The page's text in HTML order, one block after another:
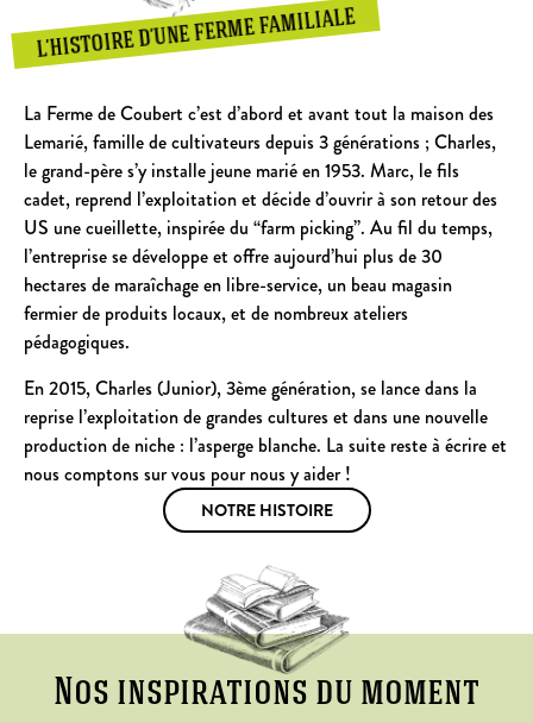
L’HISTOIRE D’UNE FERME FAMILIALE
La Ferme de Coubert c’est d’abord et avant tout la maison des
Lemarié, famille de cultivateurs depuis 3 générations ; Charles,
le grand-père s’y installe jeune marié en 1953. Marc, le fils
cadet, reprend l’exploitation et décide d’ouvrir à son retour des
US une cueillette, inspirée du “farm picking”. Au fil du temps,
l’entreprise se développe et offre aujourd’hui plus de 30
hectares de maraîchage en libre-service, un beau magasin
fermier de produits locaux, et de nombreux ateliers
pédagogiques.
En 2015, Charles (Junior), 3ème génération, se lance dans la
reprise l’exploitation de grandes cultures et dans une nouvelle
production de niche : l’asperge blanche. La suite reste à écrire et
nous comptons sur vous pour nous y aider !
NOTRE HISTOIRE
Nos inspirations du moment